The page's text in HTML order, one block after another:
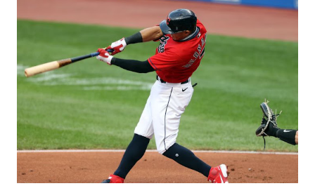
también pastor acuda a la manifestación en las próximas
horas. La convocatoria surgió varios días después de la
controversia generada por la presencia de una bandera con
los colores del grupo LGBT en uno de los despachos del
Palacio Nacional. La semana pasada la viceministra
administrativa de la Presidencia Dilia Leticia Jorge Mera
posteó en su cuenta de Twitter una foto de su despacho en
la que se observa la bandera LGTB junto a la dominicana. La
imagen estuvo acompañada con el mensaje “en ...